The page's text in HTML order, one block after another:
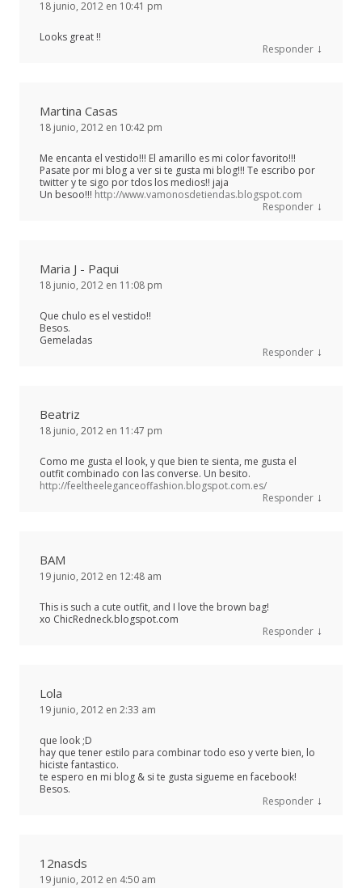
18 junio, 2012 en 10:41 pm
Looks great !!
Responder ↓
Martina Casas
18 junio, 2012 en 10:42 pm
Me encanta el vestido!!! El amarillo es mi color favorito!!!
Pasate por mi blog a ver si te gusta mi blog!!! Te escribo por
twitter y te sigo por tdos los medios!! jaja
Un besoo!!! http://www.vamonosdetiendas.blogspot.com
Responder ↓
Maria J - Paqui
18 junio, 2012 en 11:08 pm
Que chulo es el vestido!!
Besos.
Gemeladas
Responder ↓
Beatriz
18 junio, 2012 en 11:47 pm
Como me gusta el look, y que bien te sienta, me gusta el
outfit combinado con las converse. Un besito.
http://feeltheeleganceoffashion.blogspot.com.es/
Responder ↓
BAM
19 junio, 2012 en 12:48 am
This is such a cute outfit, and I love the brown bag!
xo ChicRedneck.blogspot.com
Responder ↓
Lola
19 junio, 2012 en 2:33 am
que look ;D
hay que tener estilo para combinar todo eso y verte bien, lo
hiciste fantastico.
te espero en mi blog & si te gusta sigueme en facebook!
Besos.
Responder ↓
12nasds
19 junio, 2012 en 4:50 am